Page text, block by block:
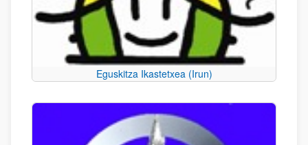
Eguskitza Ikastetxea (Irun)